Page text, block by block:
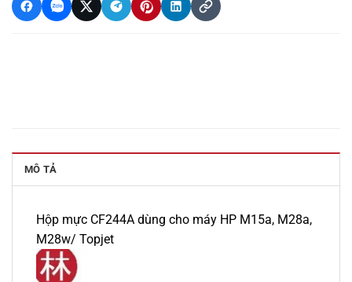
MÔ TẢ
Hộp mực CF244A dùng cho máy HP M15a, M28a,
M28w/ Topjet